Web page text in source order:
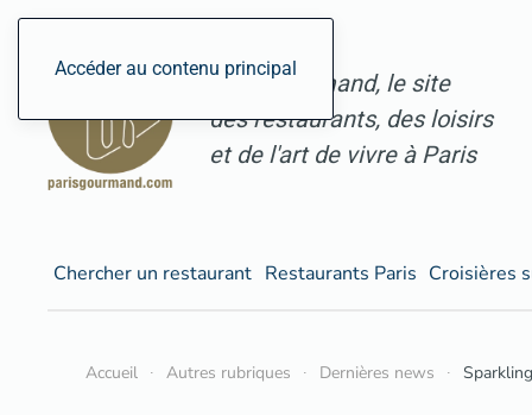
Accéder au contenu principal
ParisGourmand, le site
des restaurants, des loisirs
et de l'art de vivre à Paris
Chercher un restaurant Restaurants Paris Croisières
Accueil Autres rubriques Dernières news